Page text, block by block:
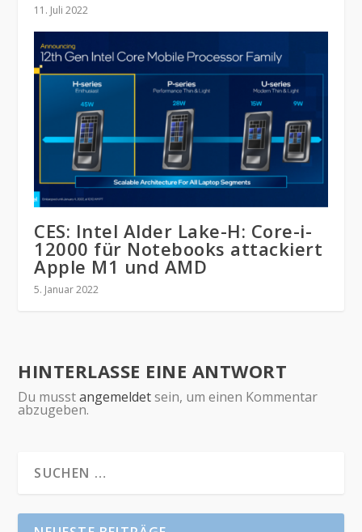
11. Juli 2022
CES: Intel Alder Lake-H: Core-i-
12000 für Notebooks attackiert
Apple M1 und AMD
5. Januar 2022
HINTERLASSE EINE ANTWORT
Du musstangemeldetsein, um einen Kommentar
abzugeben.